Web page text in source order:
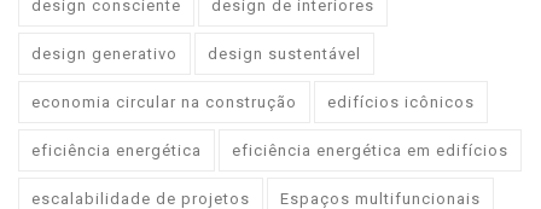
design consciente design de interiores
design generativo design sustentável
economia circular na construção edifícios icônicos
eficiência energética eficiência energética em edifícios
escalabilidade de projetos Espaços multifuncionais